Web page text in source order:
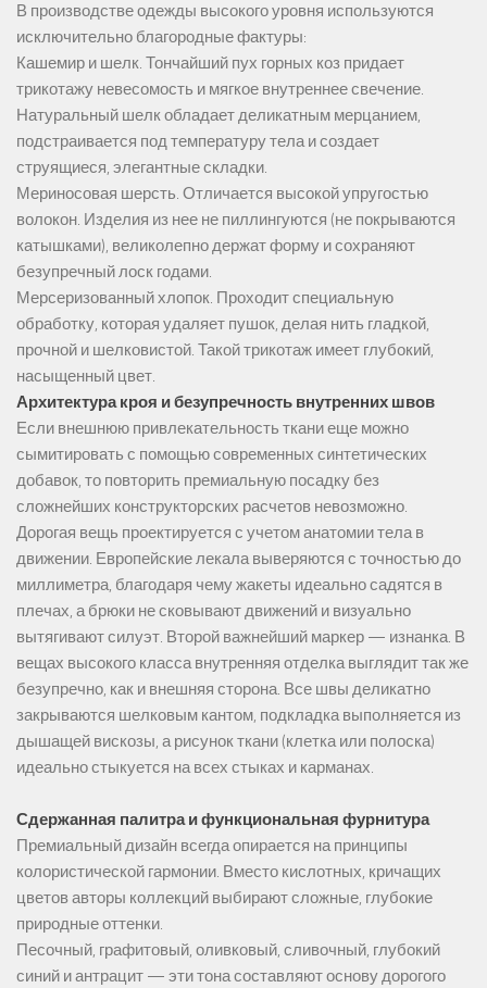
В производстве одежды высокого уровня используются
исключительно благородные фактуры:
Кашемир и шелк. Тончайший пух горных коз придает
трикотажу невесомость и мягкое внутреннее свечение.
Натуральный шелк обладает деликатным мерцанием,
подстраивается под температуру тела и создает
струящиеся, элегантные складки.
Мериносовая шерсть. Отличается высокой упругостью
волокон. Изделия из нее не пиллингуются (не покрываются
катышками), великолепно держат форму и сохраняют
безупречный лоск годами.
Мерсеризованный хлопок. Проходит специальную
обработку, которая удаляет пушок, делая нить гладкой,
прочной и шелковистой. Такой трикотаж имеет глубокий,
насыщенный цвет.
Архитектура кроя и безупречность внутренних швов
Если внешнюю привлекательность ткани еще можно
сымитировать с помощью современных синтетических
добавок, то повторить премиальную посадку без
сложнейших конструкторских расчетов невозможно.
Дорогая вещь проектируется с учетом анатомии тела в
движении. Европейские лекала выверяются с точностью до
миллиметра, благодаря чему жакеты идеально садятся в
плечах, а брюки не сковывают движений и визуально
вытягивают силуэт. Второй важнейший маркер — изнанка. В
вещах высокого класса внутренняя отделка выглядит так же
безупречно, как и внешняя сторона. Все швы деликатно
закрываются шелковым кантом, подкладка выполняется из
дышащей вискозы, а рисунок ткани (клетка или полоска)
идеально стыкуется на всех стыках и карманах.
Сдержанная палитра и функциональная фурнитура
Премиальный дизайн всегда опирается на принципы
колористической гармонии. Вместо кислотных, кричащих
цветов авторы коллекций выбирают сложные, глубокие
природные оттенки.
Песочный, графитовый, оливковый, сливочный, глубокий
синий и антрацит — эти тона составляют основу дорогого